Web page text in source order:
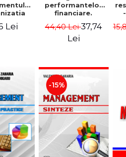
Lei
performantelor
financiare.
Modele.
Instrumente
44,40 Lei37,74
Lei
-15%